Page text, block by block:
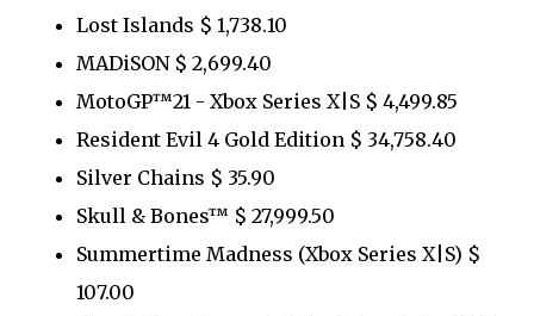
Lost Islands $ 1,738.10
MADiSON $ 2,699.40
MotoGP™21 - Xbox Series X|S $ 4,499.85
Resident Evil 4 Gold Edition $ 34,758.40
Silver Chains $ 35.90
Skull & Bones™ $ 27,999.50
Summertime Madness (Xbox Series X|S) $
107.00